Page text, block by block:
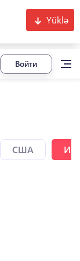
Yüklə
Войти
США